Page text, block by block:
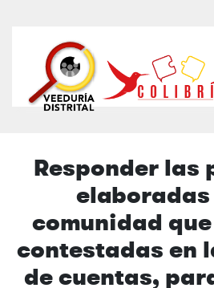
Responder las
comunidad
contestadas en
de cuentas,